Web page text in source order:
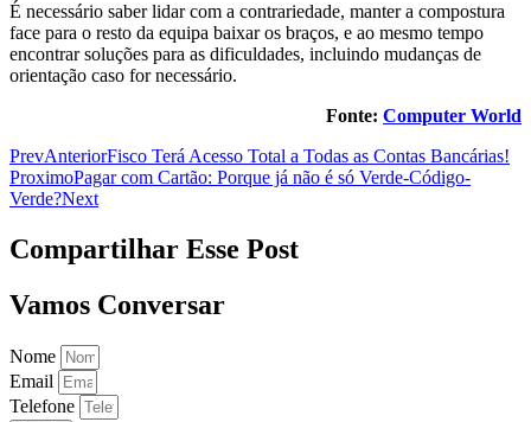
É necessário saber lidar com a contrariedade, manter a compostura
face para o resto da equipa baixar os braços, e ao mesmo tempo
encontrar soluções para as dificuldades, incluindo mudanças de
orientação caso for necessário.
Fonte: Computer World
PrevAnteriorFisco Terá Acesso Total a Todas as Contas Bancárias!
ProximoPagar com Cartão: Porque já não é só Verde-Código-
Verde?Next
Compartilhar Esse Post
Vamos Conversar
Nome
Email
Telefone